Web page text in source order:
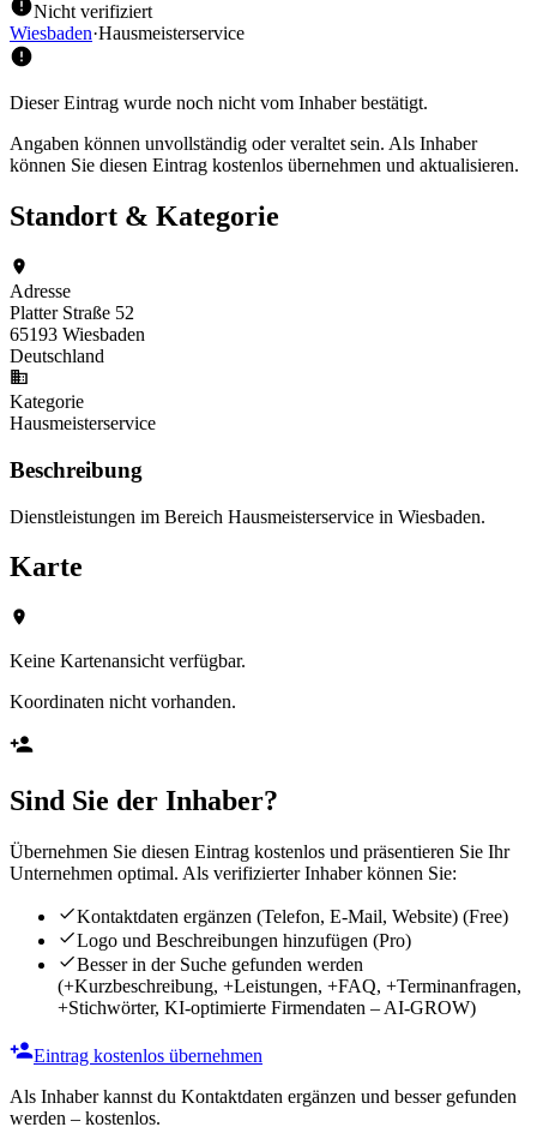
Nicht verifiziert
Wiesbaden·Hausmeisterservice
Dieser Eintrag wurde noch nicht vom Inhaber bestätigt.
Angaben können unvollständig oder veraltet sein. Als Inhaber
können Sie diesen Eintrag kostenlos übernehmen und aktualisieren.
Standort & Kategorie
Adresse
Platter Straße 52
65193 Wiesbaden
Deutschland
Kategorie
Hausmeisterservice
Beschreibung
Dienstleistungen im Bereich Hausmeisterservice in Wiesbaden.
Karte
Keine Kartenansicht verfügbar.
Koordinaten nicht vorhanden.
Sind Sie der Inhaber?
Übernehmen Sie diesen Eintrag kostenlos und präsentieren Sie Ihr
Unternehmen optimal. Als verifizierter Inhaber können Sie:
Kontaktdaten ergänzen (Telefon, E-Mail, Website) (Free)
Logo und Beschreibungen hinzufügen (Pro)
Besser in der Suche gefunden werden
(+Kurzbeschreibung, +Leistungen, +FAQ, +Terminanfragen,
+Stichwörter, KI-optimierte Firmendaten – AI-GROW)
Eintrag kostenlos übernehmen
Als Inhaber kannst du Kontaktdaten ergänzen und besser gefunden
werden – kostenlos.